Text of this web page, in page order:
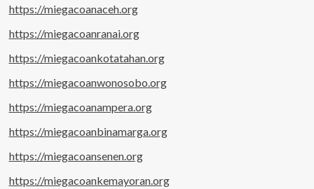
https://miegacoanaceh.org
https://miegacoanranai.org
https://miegacoankotatahan.org
https://miegacoanwonosobo.org
https://miegacoanampera.org
https://miegacoanbinamarga.org
https://miegacoansenen.org
https://miegacoankemayoran.org